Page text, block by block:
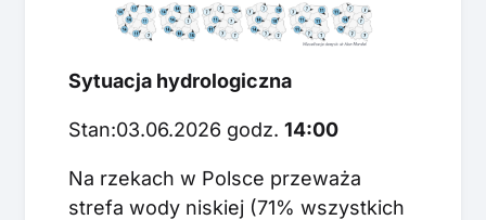
Sytuacja hydrologiczna
Stan:03.06.2026 godz. 14:00
Na rzekach w Polsce przeważa
strefa wody niskiej (71% wszystkich